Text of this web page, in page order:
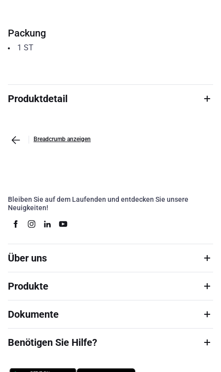
Packung
1 ST
Produktdetail
Breadcrumb anzeigen
Bleiben Sie auf dem Laufenden und entdecken Sie unsere
Neuigkeiten!
Über uns
Produkte
Dokumente
Benötigen Sie Hilfe?